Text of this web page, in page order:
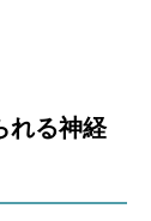
れる神経